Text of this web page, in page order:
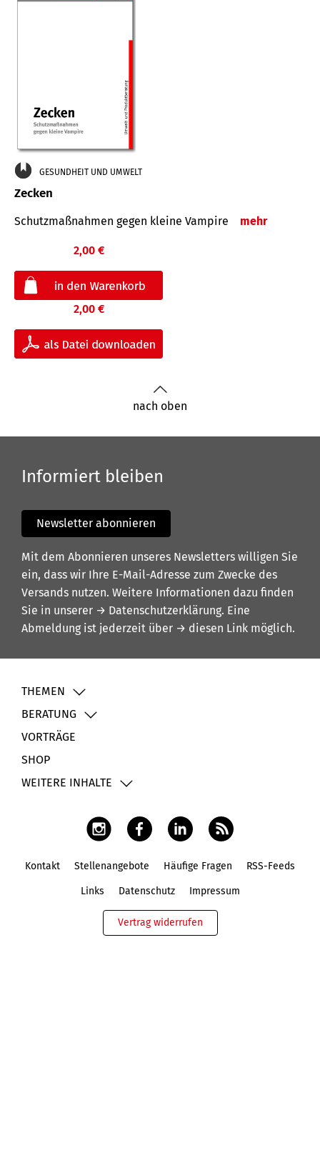
GESUNDHEIT UND UMWELT
Zecken
Schutz­maß­nahmen gegen kleine Vampire mehr
2,00 €
2,00 €
nach oben
Informiert bleiben
Newsletter abonnieren
Mit dem Abonnieren unseres Newsletters willigen Sie
ein, dass wir Ihre E-Mail-Adresse zum Zwecke des
Versands nutzen. Weitere Informationen dazu finden
Sie in unserer → Datenschutzerklärung. Eine
Abmeldung ist jederzeit über → diesen Link möglich.
THEMEN
BERATUNG
VORTRÄGE
SHOP
WEITERE INHALTE
Kontakt Stellenangebote Häufige Fragen RSS-Feeds
Links Datenschutz Impressum
Vertrag widerrufen